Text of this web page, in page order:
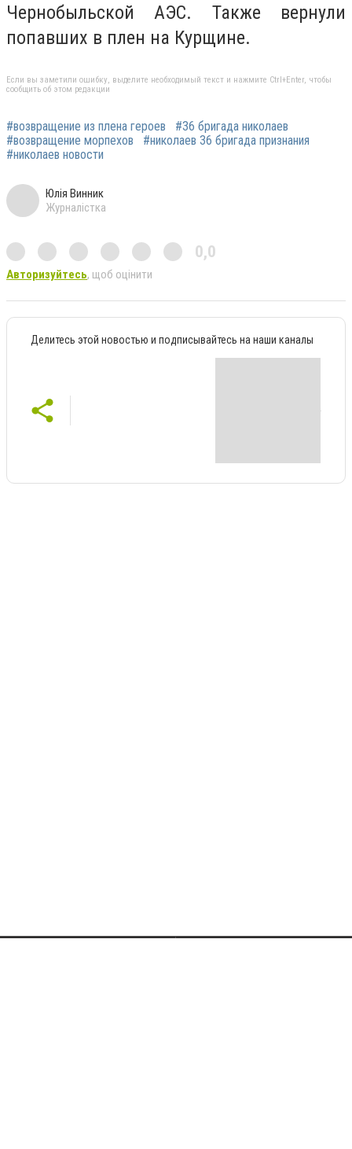
Чернобыльской АЭС. Также вернули
попавших в плен на Курщине.
Если вы заметили ошибку, выделите необходимый текст и нажмите Ctrl+Enter, чтобы
сообщить об этом редакции
#возвращение из плена героев
#36 бригада николаев
#возвращение морпехов
#николаев 36 бригада признания
#николаев новости
Юлія Винник
Журналістка
0,0
Авторизуйтесь, щоб оцінити
Делитесь этой новостью и подписывайтесь на наши каналы